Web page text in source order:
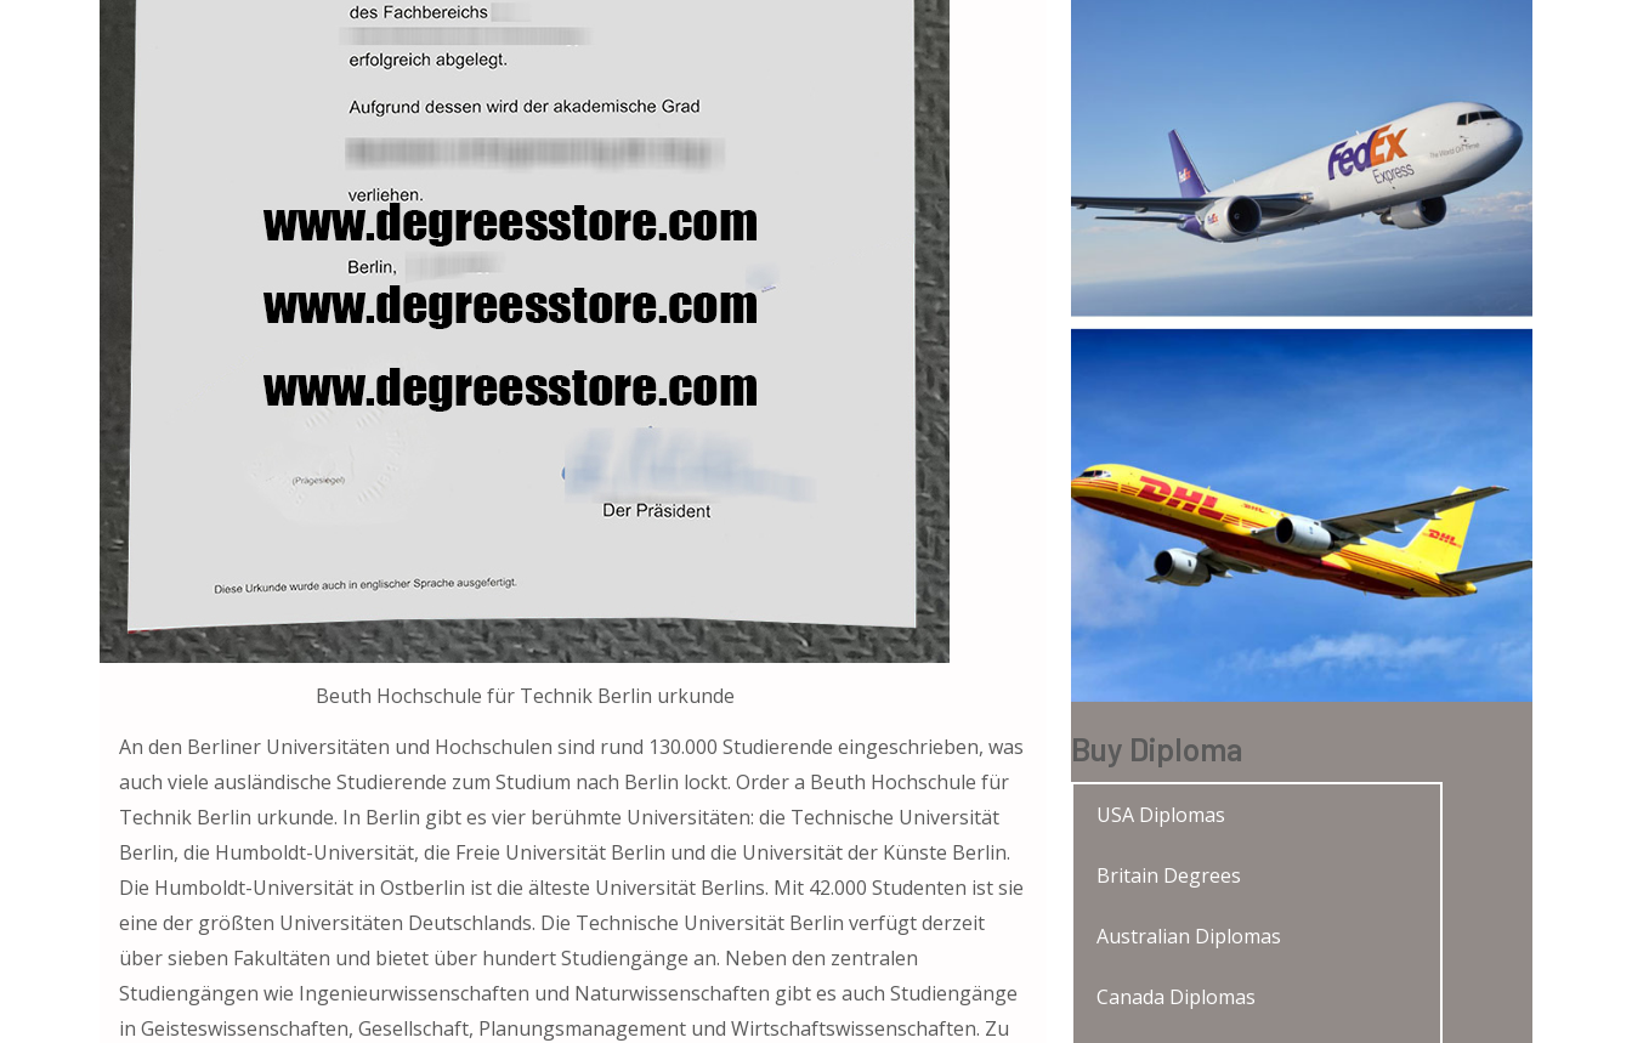
Beuth Hochschule für Technik Berlin urkunde
An den Berliner Universitäten und Hochschulen sind rund 130.000 Studierende eingeschrieben, was
auch viele ausländische Studierende zum Studium nach Berlin lockt. Order a Beuth Hochschule für
Technik Berlin urkunde. In Berlin gibt es vier berühmte Universitäten: die Technische Universität
Berlin, die Humboldt-Universität, die Freie Universität Berlin und die Universität der Künste Berlin.
Die Humboldt-Universität in Ostberlin ist die älteste Universität Berlins. Mit 42.000 Studenten ist sie
eine der größten Universitäten Deutschlands. Die Technische Universität Berlin verfügt derzeit
über sieben Fakultäten und bietet über hundert Studiengänge an. Neben den zentralen
Studiengängen wie Ingenieurwissenschaften und Naturwissenschaften gibt es auch Studiengänge
in Geisteswissenschaften, Gesellschaft, Planungsmanagement und Wirtschaftswissenschaften. Zu
Buy Diploma
USA Diplomas
Britain Degrees
Australian Diplomas
Canada Diplomas